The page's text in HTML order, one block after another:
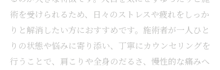
術を受けられるため、日々のストレスや疲れをしっか
りと解消したい方におすすめです。施術者が一人ひと
りの状態や悩みに寄り添い、丁寧にカウンセリングを
行うことで、肩こりや全身のだるさ、慢性的な痛みへ